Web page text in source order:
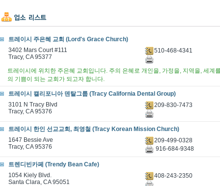
트레이시 주은혜 교회 (Lord's Grace Church)
3402 Mars Court #111
Tracy, CA 95377
510-468-4341
트레이시에 위치한 주은혜 교회입니다. 주의 은혜로 개인을, 가정을, 지역을, 세계
의 기쁨이 되는 교회가 되고자 합니다.
트레이시 캘리포니아 덴탈그룹 (Tracy California Dental Group)
3101 N Tracy Blvd
Tracy, CA 95376
209-830-7473
트레이시 한인 선교교회, 최영철 (Tracy Korean Mission Church)
1647 Bessie Ave
Tracy, CA 95376
209-499-0328
916-684-9348
트렌디빈카페 (Trendy Bean Cafe)
1054 Kiely Blvd.
Santa Clara, CA 95051
408-243-2350